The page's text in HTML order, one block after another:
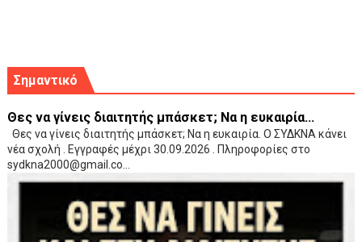
Σημαντικό
Θες να γίνεις διαιτητής μπάσκετ; Να η ευκαιρία...
Θες να γίνεις διαιτητής μπάσκετ; Να η ευκαιρία. Ο ΣΥΔΚΝΑ κάνει
νέα σχολή . Εγγραφές μέχρι 30.09.2026 . Πληροφορίες στο
sydkna2000@gmail.co...